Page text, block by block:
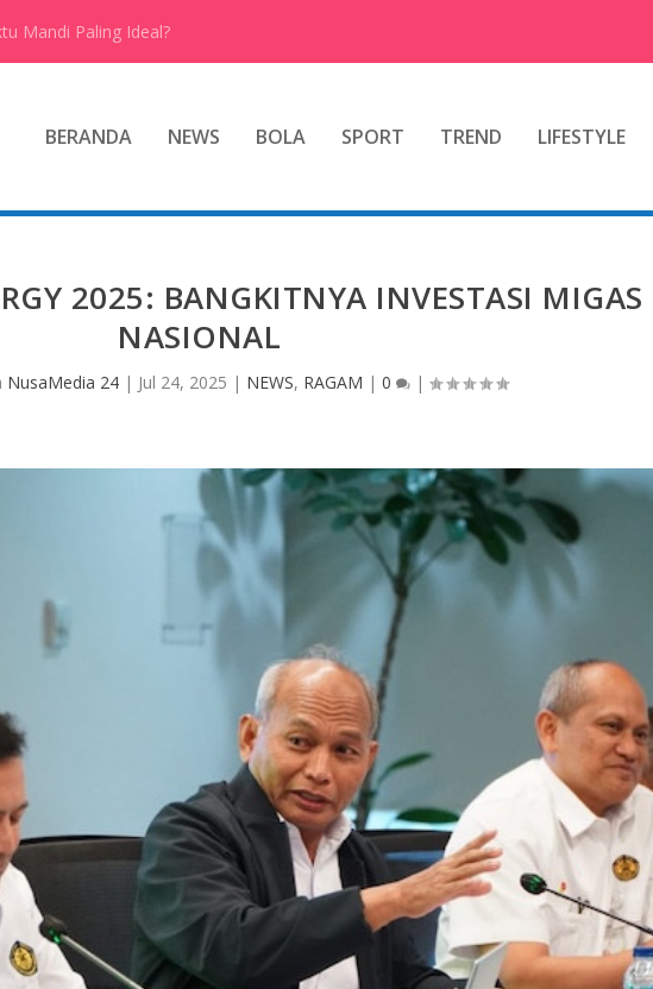
Mandi Paling Ideal?
BERANDA NEWS BOLA SPORT TREND LIFESTYLE
2025: BANGKITNYA INVESTASI MIGAS
NASIONAL
NusaMedia 24 | Jul 24, 2025 | NEWS, RAGAM |0 |